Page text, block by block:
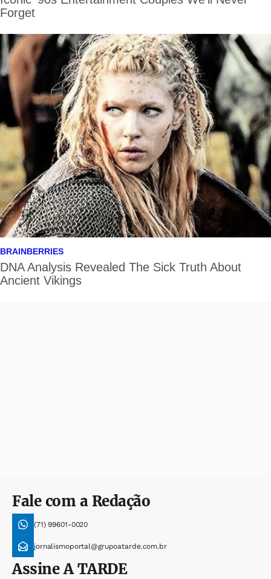
Fale com a Redação
(71) 99601-0020
jornalismoportal@grupoatarde.com.br
AssineA TARDE